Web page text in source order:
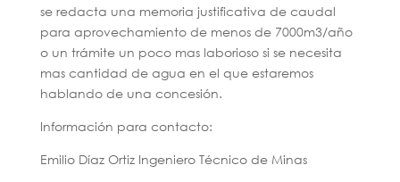
se redacta una memoria justificativa de caudal
para aprovechamiento de menos de 7000m3/año
o un trámite un poco mas laborioso si se necesita
mas cantidad de agua en el que estaremos
hablando de una concesión.
Información para contacto:
Emilio Díaz Ortiz Ingeniero Técnico de Minas